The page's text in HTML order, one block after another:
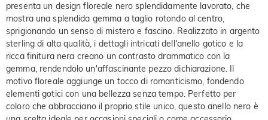
presenta un design floreale nero splendidamente lavorato, che
mostra una splendida gemma a taglio rotondo al centro,
sprigionando un senso di mistero e fascino. Realizzato in argento
sterling di alta qualità, i dettagli intricati dell'anello gotico e la
ricca finitura nera creano un contrasto drammatico con la
gemma, rendendolo un'affascinante pezzo dichiarazione. Il
motivo floreale aggiunge un tocco di romanticismo, fondendo
elementi gotici con una bellezza senza tempo. Perfetto per
coloro che abbracciano il proprio stile unico, questo anello nero è